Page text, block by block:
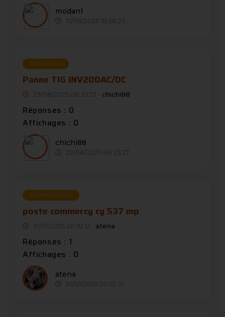
modan1
17/08/2025 18:58:23
DÉPANNAGE
Panne TIG INV200AC/DC
29/08/2025 06:35:27 - chichi88
Réponses : 0
Affichages : 0
chichi88
29/08/2025 06:35:27
DEMANDE D’AIDE
poste commercy cy 537 mp
10/10/2025 20:18:12 - atena
Réponses : 1
Affichages : 0
atena
10/10/2025 20:52:31